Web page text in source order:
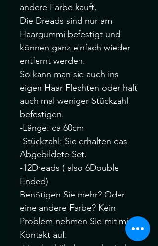
andere Farbe kauft.
Die Dreads sind nur am
Haargummi befestigt und
können ganz einfach wieder
entfernt werden.
So kann man sie auch ins
eigen Haar Flechten oder halt
auch mal weniger Stückzahl
befestigen.
-Länge: ca 60cm
-Stückzahl: Sie erhalten das
Abgebildete Set.
-12Dreads ( also 6Double
Ended)
Benötigen Sie mehr? Oder
eine andere Farbe? Kein
Problem nehmen Sie mit mir
Kontakt auf.